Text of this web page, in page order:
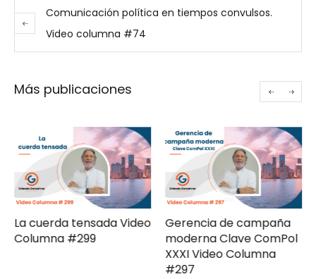
Comunicación política en tiempos convulsos.
Video columna #74
Más publicaciones
La cuerda tensada Video
Columna #299
Gerencia de campaña
moderna Clave ComPol
XXXI Video Columna
#297